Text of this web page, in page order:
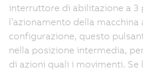
interruttore di abilitazione a 3
l’azionamento della
configurazione, questo
nella posizione intermedia,
di azioni quali i movimenti. Se